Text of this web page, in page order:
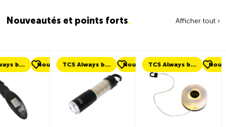
Nouveautés et points forts. Afficher tout ›
TCS Always by my side Nouveau TCS Always by my side NouveauNouveau